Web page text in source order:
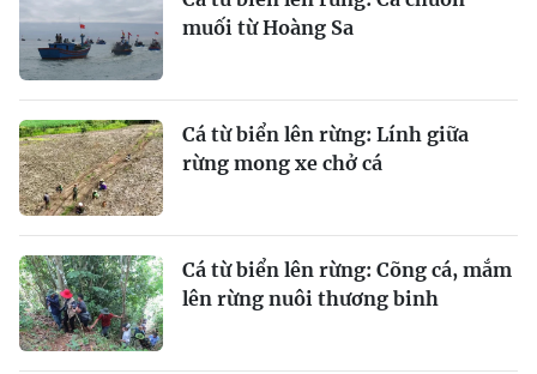
muối từ Hoàng Sa
Cá từ biển lên rừng: Lính giữa
rừng mong xe chở cá
Cá từ biển lên rừng: Cõng cá, mắm
lên rừng nuôi thương binh